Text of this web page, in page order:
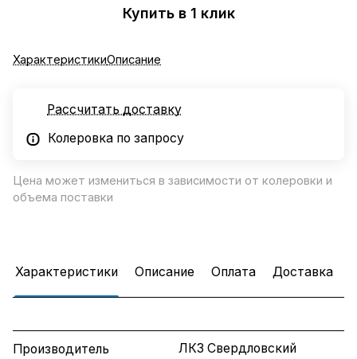
Купить в 1 клик
ХарактеристикиОписание
Рассчитать доставку
Колеровка по запросу
Цена может измениться в зависимости от колеровки и
объема поставки
Характеристики Описание Оплата Доставка
Производитель ЛКЗ Свердловский